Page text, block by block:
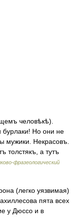
человѣкѣ).
бурлаки! Но они не
мужики. Некрасовъ.
толстякъ, а тутъ
фразеологический
(легко уязвимая)
пята всех
у Дюссо и в